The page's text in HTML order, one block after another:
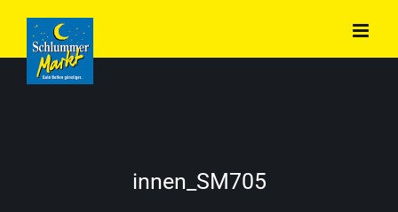
Inhalt
springen
innen_SM705